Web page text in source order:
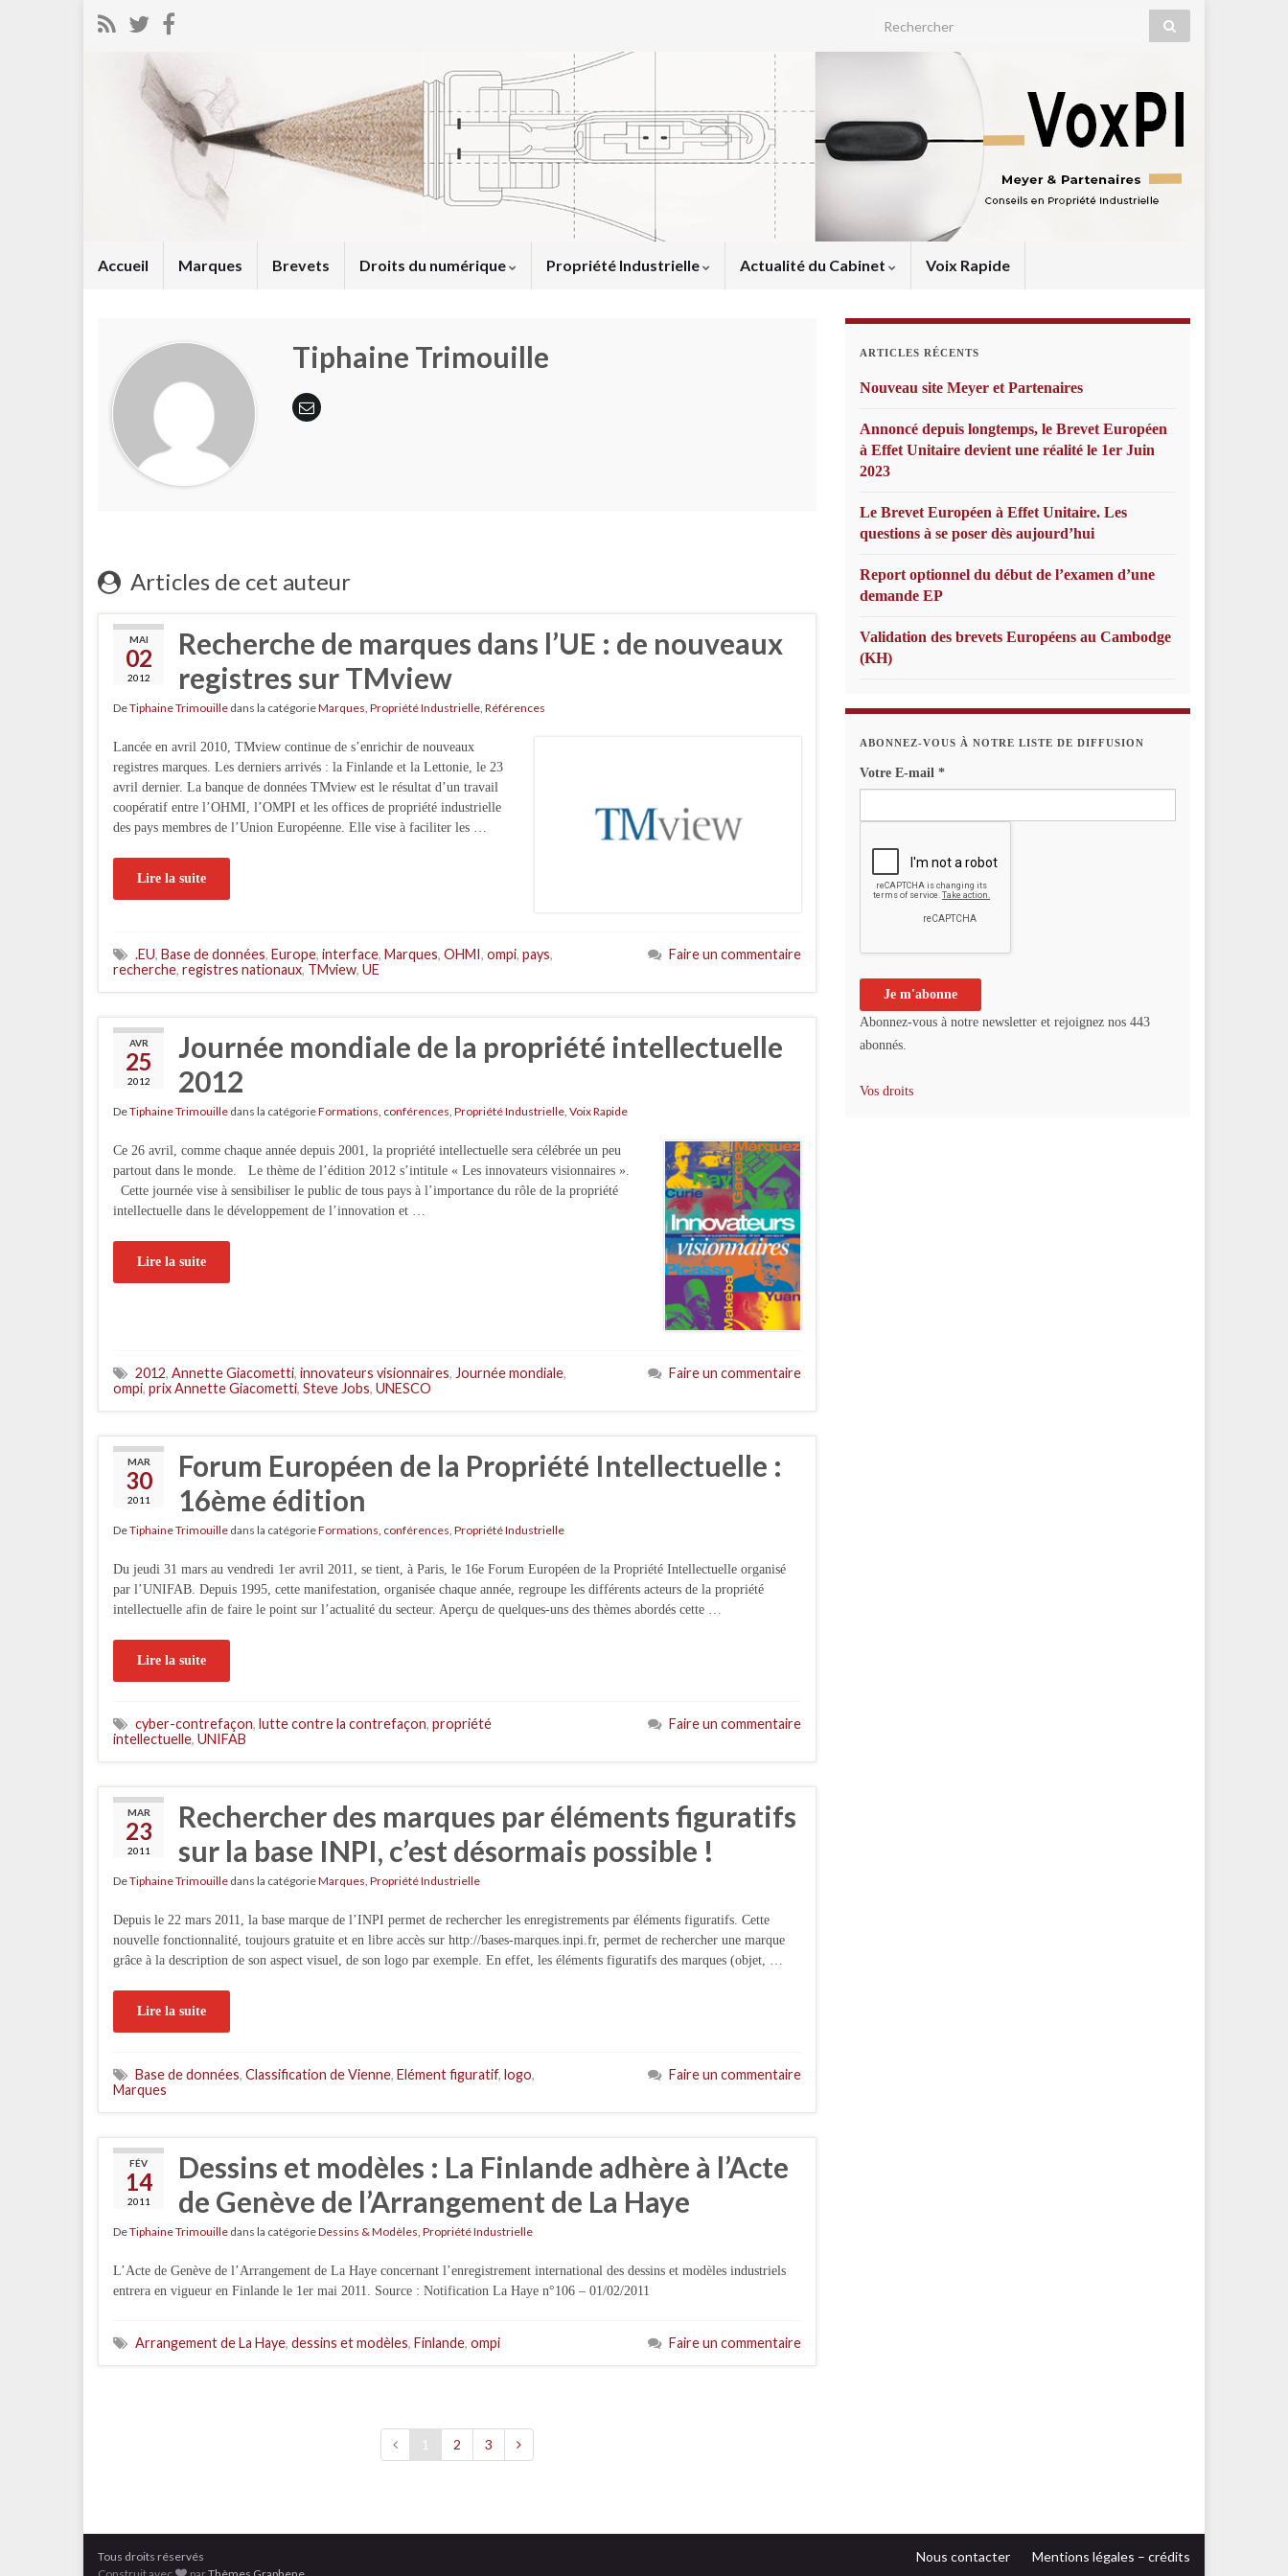
Search for:
Accueil Marques Brevets Droits du numérique Propriété Industrielle Actualité du Cabinet Voix Rapide
Tiphaine Trimouille
Articles de cet auteur
MAI
02
2012
Recherche de marques dans l’UE : de nouveaux
registres sur TMview
DeTiphaine Trimouille dans la catégorieMarques, Propriété Industrielle, Références
Lancée en avril 2010, TMview continue de s’enrichir de nouveaux
registres marques. Les derniers arrivés : la Finlande et la Lettonie, le 23
avril dernier. La banque de données TMview est le résultat d’un travail
coopératif entre l’OHMI, l’OMPI et les offices de propriété industrielle
des pays membres de l’Union Européenne. Elle vise à faciliter les …
Lire la suite
.EU, Base de données, Europe, interface, Marques, OHMI, ompi, pays,
recherche, registres nationaux, TMview, UE
Faire un commentaire
AVR
25
2012
Journée mondiale de la propriété intellectuelle
2012
DeTiphaine Trimouille dans la catégorieFormations, conférences Propriété Industrielle Voix Rapide
Ce 26 avril, comme chaque année depuis 2001, la propriété intellectuelle sera célébrée un peu
partout dans le monde. Le thème de l’édition 2012 s’intitule « Les innovateurs visionnaires ».
Cette journée vise à sensibiliser le public de tous pays à l’importance du rôle de la propriété
intellectuelle dans le développement de l’innovation et …
Lire la suite
2012, Annette Giacometti, innovateurs visionnaires, Journée mondiale,
ompi, prix Annette Giacometti, Steve Jobs, UNESCO
Faire un commentaire
MAR
30
2011
Forum Européen de la Propriété Intellectuelle :
16ème édition
DeTiphaine Trimouille dans la catégorieFormations, conférences Propriété Industrielle
Du jeudi 31 mars au vendredi 1er avril 2011, se tient, à Paris, le 16e Forum Européen de la Propriété Intellectuelle organisé
par l’UNIFAB. Depuis 1995, cette manifestation, organisée chaque année, regroupe les différents acteurs de la propriété
intellectuelle afin de faire le point sur l’actualité du secteur. Aperçu de quelques-uns des thèmes abordés cette …
Lire la suite
cyber-contrefaçon, lutte contre la contrefaçon, propriété
intellectuelle, UNIFAB
Faire un commentaire
MAR
23
2011
Rechercher des marques par éléments figuratifs
sur la base INPI, c’est désormais possible !
DeTiphaine Trimouille dans la catégorieMarques Propriété Industrielle
Depuis le 22 mars 2011, la base marque de l’INPI permet de rechercher les enregistrements par éléments figuratifs. Cette
nouvelle fonctionnalité, toujours gratuite et en libre accès sur http://bases-marques.inpi.fr, permet de rechercher une marque
grâce à la description de son aspect visuel, de son logo par exemple. En effet, les éléments figuratifs des marques (objet, …
Lire la suite
Base de données, Classification de Vienne, Elément figuratif, logo,
Marques
Faire un commentaire
FÉV
14
2011
Dessins et modèles : La Finlande adhère à l’Acte
de Genève de l’Arrangement de La Haye
DeTiphaine Trimouille dans la catégorieDessins & Modèles Propriété Industrielle
L’Acte de Genève de l’Arrangement de La Haye concernant l’enregistrement international des dessins et modèles industriels
entrera en vigueur en Finlande le 1er mai 2011. Source : Notification La Haye n°106 – 01/02/2011
Arrangement de La Haye, dessins et modèles, Finlande, ompi Faire un commentaire
1 2 3
ARTICLES RÉCENTS
Nouveau site Meyer et Partenaires
Annoncé depuis longtemps, le Brevet Européen
à Effet Unitaire devient une réalité le 1er Juin
2023
Le Brevet Européen à Effet Unitaire. Les
questions à se poser dès aujourd’hui
Report optionnel du début de l’examen d’une
demande EP
Validation des brevets Européens au Cambodge
(KH)
ABONNEZ-VOUS À NOTRE LISTE DE DIFFUSION
Votre E-mail *
Abonnez-vous à notre newsletter et rejoignez nos 443
abonnés.
Vos droits
Nous contacter Mentions légales – crédits
Tous droits réservés